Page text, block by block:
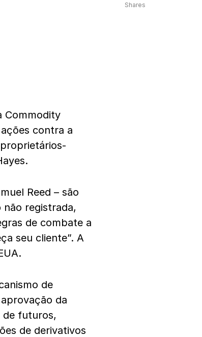
Shares
Commodity
contra a
Reed – são
registrada,
de combate a
seu cliente”. A
de
da
de futuros,
de derivativos